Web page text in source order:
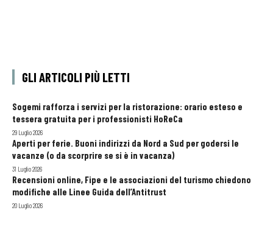
GLI ARTICOLI PIÙ LETTI
Sogemi rafforza i servizi per la ristorazione: orario esteso e
tessera gratuita per i professionisti HoReCa
29 Luglio 2026
Aperti per ferie. Buoni indirizzi da Nord a Sud per godersi le
vacanze (o da scorprire se si è in vacanza)
31 Luglio 2026
Recensioni online, Fipe e le associazioni del turismo chiedono
modifiche alle Linee Guida dell’Antitrust
20 Luglio 2026